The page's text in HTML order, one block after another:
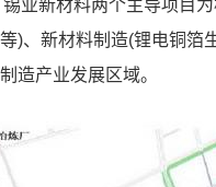
业新材料两个主导项目
)、新材料制造(锂电铜
造产业发展区域。